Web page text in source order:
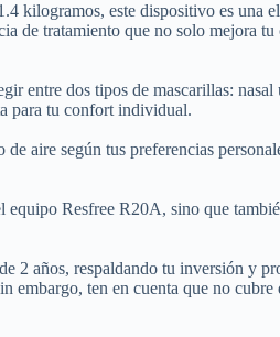
kilogramos, este dispositivo es una
de tratamiento que no solo mejora
entre dos tipos de mascarillas:
para tu confort individual.
aire según tus preferencias
Resfree R20A, sino que
2 años, respaldando tu inversión y
ten en cuenta que no cubre